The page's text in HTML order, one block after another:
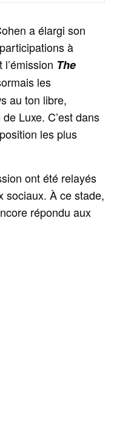
a élargi son
à
The
les
au ton libre,
Luxe. C’est dans
les plus
ont été relayés
sociaux. À ce stade,
répondu aux